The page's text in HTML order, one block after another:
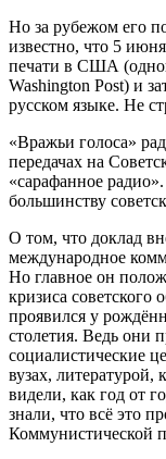
Но за рубежом его
известно, что 5
печати в США
Washington Post) и
русском языке. Не
«Вражьи голоса»
передачах на
«сарафанное
большинству
О том, что доклад
международное
Но главное он
кризиса советского
проявился у
столетия. Ведь они
социалистические
вузах,
видели, как год от
знали, что всё это
Коммунистической